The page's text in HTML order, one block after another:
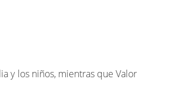
y los niños, mientras que Valor